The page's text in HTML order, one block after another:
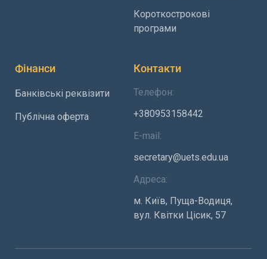
Короткострокові
програми
Фінанси
Банківські реквізити
Публічна оферта
Контакти
Телефон:
+380953158442
E-mail:
secretary@uets.edu.ua
Адреса:
м. Київ, Пуща-Водиця,
вул. Квітки Цісик, 57